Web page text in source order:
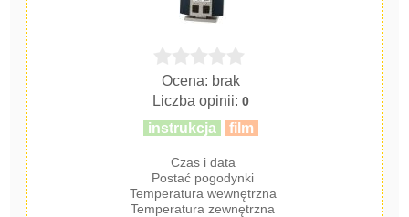
Ocena: brak
Liczba opinii:0
instrukcja film
Czas i data
Postać pogodynki
Temperatura wewnętrzna
Temperatura zewnętrzna